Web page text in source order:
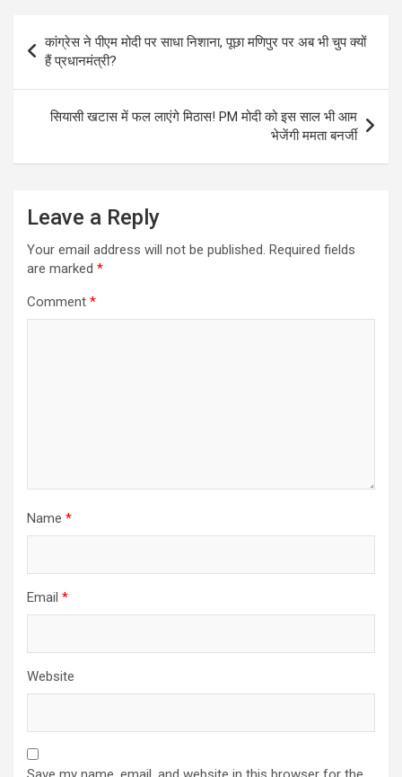
navigation
कांग्रेस ने पीएम मोदी पर साधा निशाना, पूछा मणिपुर पर अब भी चुप क्यों
हैं प्रधानमंत्री?
सियासी खटास में फल लाएंगे मिठास! PM मोदी को इस साल भी आम
भेजेंगी ममता बनर्जी
Leave a Reply
Your email address will not be published. Required fields
are marked *
Comment *
Name *
Email *
Website